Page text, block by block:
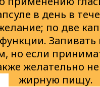
в день в
по две
но если
желательно
жирную пищу.